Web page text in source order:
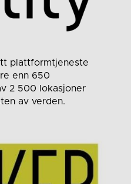
plattformtjeneste
enn 650
2 500 lokasjoner
av verden.